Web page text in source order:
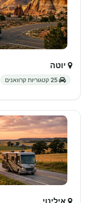
יוטה
אילינוי